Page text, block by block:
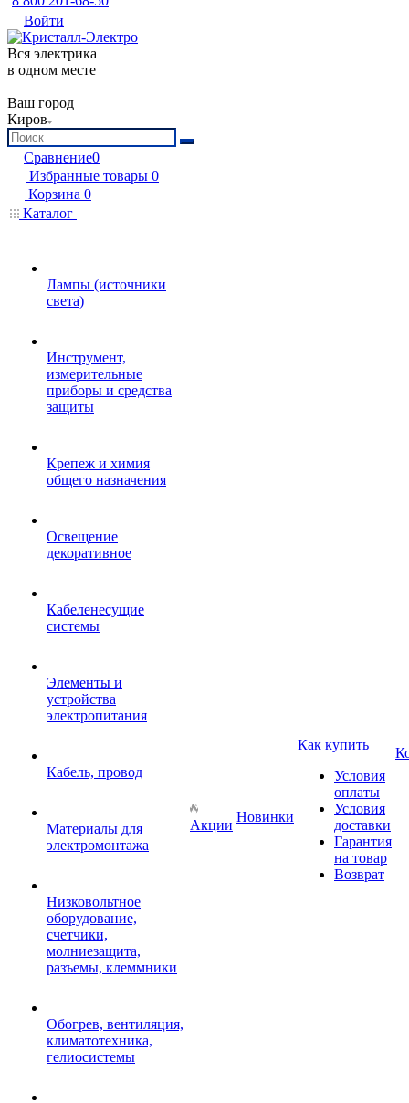
Войти
Вся электрика
в одном месте
Ваш город
Киров
Сравнение0
Избранные товары 0
Корзина 0
Каталог
Лампы (источники
света)
Инструмент,
измерительные
приборы и средства
защиты
Крепеж и химия
общего назначения
Освещение
декоративное
Кабеленесущие
системы
Элементы и
устройства
электропитания
Кабель, провод
Материалы для
электромонтажа
Низковольтное
оборудование,
счетчики,
молниезащита,
разъемы, клеммники
Обогрев, вентиляция,
климатотехника,
гелиосистемы
Акции
Новинки
Как купить
Условия
оплаты
Условия
доставки
Гарантия
на товар
Возврат